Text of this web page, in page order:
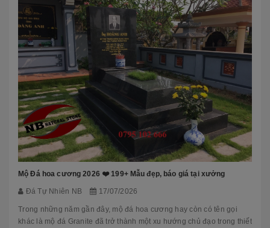
Mộ Đá hoa cương 2026 ❤️ 199+ Mẫu đẹp, báo giá tại xưởng
Đá Tự Nhiên NB 17/07/2026
Trong những năm gần đây, mộ đá hoa cương hay còn có tên gọi
khác là mộ đá Granite đã trở thành một xu hướng chủ đạo trong thiết